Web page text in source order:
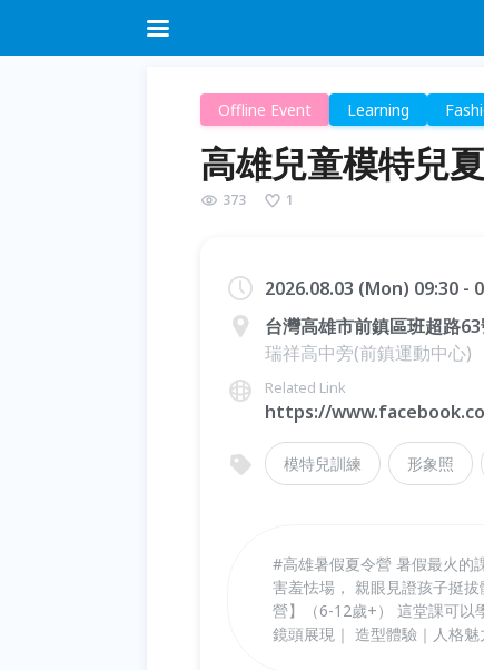
Offline Event Learning
高雄兒童模特兒
373 1
2026.08.03 (Mon) 09:30 -
台灣高雄市前鎮區班超路
瑞祥高中旁(前鎮運動中心)
Related Link
https://
模特兒訓練 形象照
#高雄暑假夏令營 暑假最火的
害羞怯場， 親眼見證孩子挺
營】（6-12歲+） 這堂課可以
鏡頭展現｜ 造型體驗｜人格